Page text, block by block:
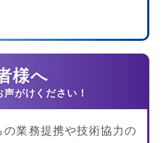
様へ
業務提携や技術協力の